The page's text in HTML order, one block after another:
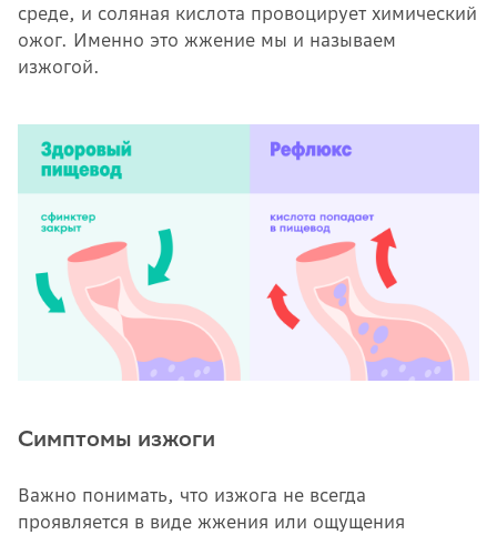
среде, и соляная кислота провоцирует химический
ожог. Именно это жжение мы и называем
изжогой.
Симптомы изжоги
Важно понимать, что изжога не всегда
проявляется в виде жжения или ощущения